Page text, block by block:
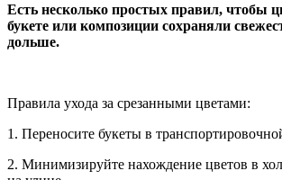
Есть несколько простых правил, чтобы
букете или композиции сохраняли
дольше.
Правила ухода за срезанными цветами:
1. Переносите букеты в
2. Минимизируйте нахождение цветов в